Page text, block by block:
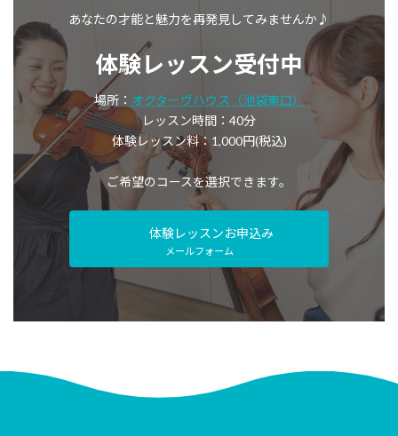
あなたの才能と魅力を再発見してみませんか♪
体験レッスン受付中
場所： オクターヴハウス（池袋東口）
レッスン時間：40分
体験レッスン料：1,000円(税込)
ご希望のコースを選択できます。
体験レッスンお申込み
メールフォーム